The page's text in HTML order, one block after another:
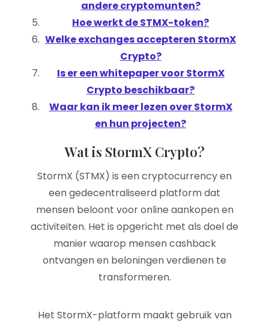
andere cryptomunten?
Hoe werkt de STMX-token?
Welke exchanges accepteren StormX
Crypto?
Is er een whitepaper voor StormX
Crypto beschikbaar?
Waar kan ik meer lezen over StormX
en hun projecten?
Wat is StormX Crypto?
StormX (STMX) is een cryptocurrency en
een gedecentraliseerd platform dat
mensen beloont voor online aankopen en
activiteiten. Het is opgericht met als doel de
manier waarop mensen cashback
ontvangen en beloningen verdienen te
transformeren.
Het StormX-platform maakt gebruik van